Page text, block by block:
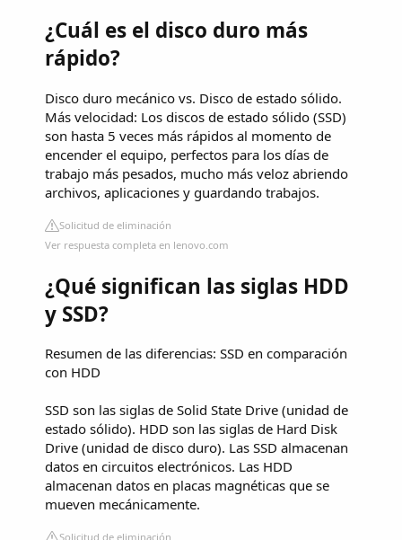
¿Cuál es el disco duro más
rápido?
Disco duro mecánico vs. Disco de estado sólido.
Más velocidad: Los discos de estado sólido (SSD)
son hasta 5 veces más rápidos al momento de
encender el equipo, perfectos para los días de
trabajo más pesados, mucho más veloz abriendo
archivos, aplicaciones y guardando trabajos.
Solicitud de eliminación
Ver respuesta completa en lenovo.com
¿Qué significan las siglas HDD
y SSD?
Resumen de las diferencias: SSD en comparación
con HDD
SSD son las siglas de Solid State Drive (unidad de
estado sólido). HDD son las siglas de Hard Disk
Drive (unidad de disco duro). Las SSD almacenan
datos en circuitos electrónicos. Las HDD
almacenan datos en placas magnéticas que se
mueven mecánicamente.
Solicitud de eliminación